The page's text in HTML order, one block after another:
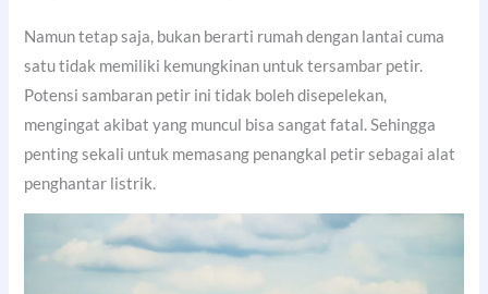
Namun tetap saja, bukan berarti rumah dengan lantai cuma
satu tidak memiliki kemungkinan untuk tersambar petir.
Potensi sambaran petir ini tidak boleh disepelekan,
mengingat akibat yang muncul bisa sangat fatal. Sehingga
penting sekali untuk memasang penangkal petir sebagai alat
penghantar listrik.